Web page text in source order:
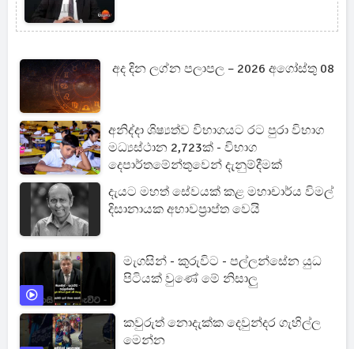
අද දින ලග්න පලාපල – 2026 අගෝස්තු 08
අනිද්දා ශිෂ්‍යත්ව විභාගයට රට පුරා විභාග
මධ්‍යස්ථාන 2,723ක් - විභාග
දෙපාර්තමේන්තුවෙන් දැනුම්දීමක්
දැයට මහත් සේවයක් කළ මහාචාර්ය විමල්
දිසානායක අභාවප්‍රාප්ත වෙයි
මැගසින් - කුරුවිට - පල්ලන්සේන යුධ
පිටියක් වුණේ මේ නිසාලු
කවුරුත් නොදැක්ක දෙවුන්දර ගැහිල්ල
මෙන්න